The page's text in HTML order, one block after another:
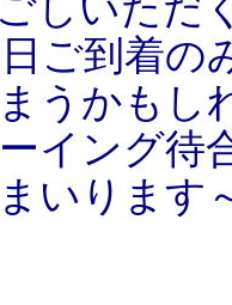
ご到着の
うかも
イング待
いります